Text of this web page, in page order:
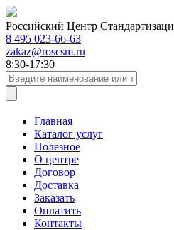
Российский Центр
8 495 023-66-63
zakaz@roscsm.ru
8:30-17:30
Главная
Каталог услуг
Полезное
О центре
Договор
Доставка
Заказать
Оплатить
Контакты